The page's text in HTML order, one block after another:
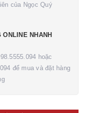
của Ngọc Quý
NHANH
hoặc
để mua và đặt hàng